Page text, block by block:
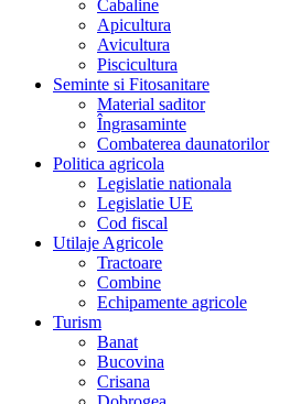
Cabaline
Apicultura
Avicultura
Piscicultura
Seminte si Fitosanitare
Material saditor
Îngrasaminte
Combaterea daunatorilor
Politica agricola
Legislatie nationala
Legislatie UE
Cod fiscal
Utilaje Agricole
Tractoare
Combine
Echipamente agricole
Turism
Banat
Bucovina
Crisana